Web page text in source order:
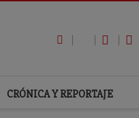
CRÓNICA Y REPORTAJE